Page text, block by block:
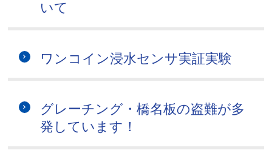
いて
ワンコイン浸水センサ実証実験
グレーチング・橋名板の盗難が多
発しています！